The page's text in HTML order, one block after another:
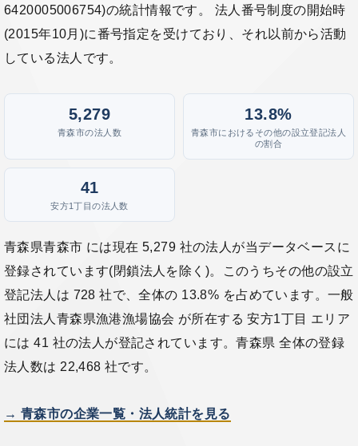
6420005006754)の統計情報です。 法人番号制度の開始時
(2015年10月)に番号指定を受けており、それ以前から活動
している法人です。
5,279
青森市の法人数
13.8%
青森市におけるその他の設立登記法人
の割合
41
安方1丁目の法人数
青森県青森市 には現在 5,279 社の法人が当データベースに
登録されています(閉鎖法人を除く)。このうちその他の設立
登記法人は 728 社で、全体の 13.8% を占めています。一般
社団法人青森県漁港漁場協会 が所在する 安方1丁目 エリア
には 41 社の法人が登記されています。青森県 全体の登録
法人数は 22,468 社です。
→ 青森市の企業一覧・法人統計を見る